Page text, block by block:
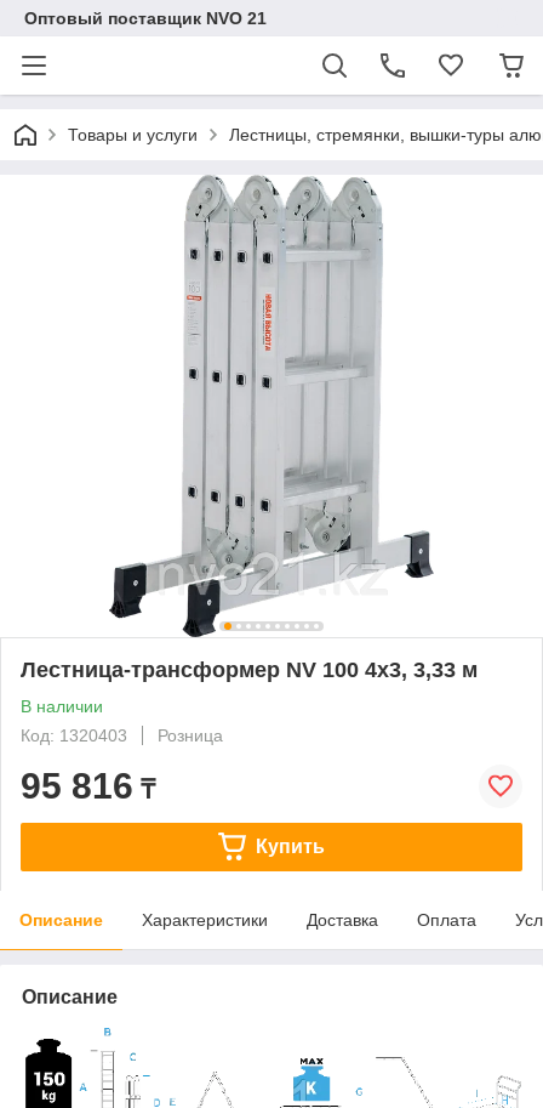
Оптовый поставщик NVO 21
Товары и услуги Лестницы, стремянки, вышки-туры
Лестница-трансформер NV 100 4х3, 3,33 м
В наличии
Код: 1320403
Розница
95 816 ₸
Купить
Описание Характеристики Доставка Оплата
Описание